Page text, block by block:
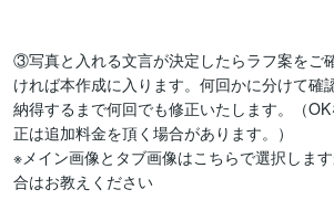
③写真と入れる文言が決定したらラフ案をご
ければ本作成に入ります。何回かに分けて確
納得するまで何回でも修正いたします。（
正は追加料金を頂く場合があります。）
※メイン画像とタブ画像はこちらで選択しま
合はお教えください